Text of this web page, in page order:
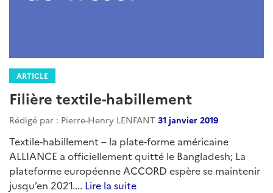
ARTICLE
Filière textile-habillement
Rédigé par : Pierre-Henry LENFANT 31 janvier 2019
Textile-habillement – la plate-forme américaine
ALLIANCE a officiellement quitté le Bangladesh; La
plateforme européenne ACCORD espère se maintenir
jusqu’en 2021.... Lire la suite